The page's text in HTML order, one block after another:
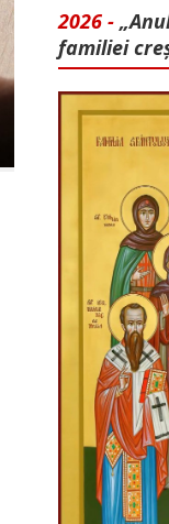
2026 -
familiei